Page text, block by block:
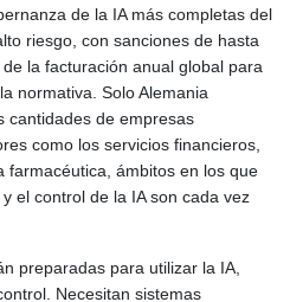
de la IA más completas del
riesgo, con sanciones de hasta
la facturación anual global para
normativa. Solo Alemania
cantidades de empresas
como los servicios financieros,
farmacéutica, ámbitos en los que
el control de la IA son cada vez
preparadas para utilizar la IA,
Necesitan sistemas